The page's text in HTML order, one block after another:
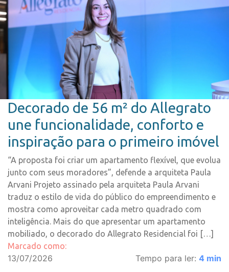
Decorado de 56 m² do Allegrato
une funcionalidade, conforto e
inspiração para o primeiro imóvel
“A proposta foi criar um apartamento flexível, que evolua
junto com seus moradores”, defende a arquiteta Paula
Arvani Projeto assinado pela arquiteta Paula Arvani
traduz o estilo de vida do público do empreendimento e
mostra como aproveitar cada metro quadrado com
inteligência. Mais do que apresentar um apartamento
mobiliado, o decorado do Allegrato Residencial foi […]
Marcado como:
13/07/2026 Tempo para ler: 4 min